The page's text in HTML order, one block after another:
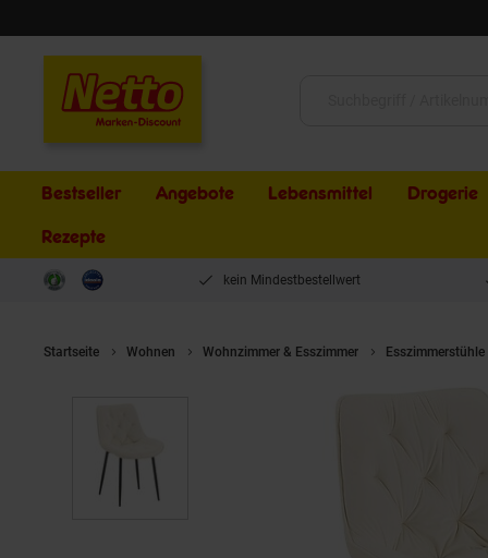
Bestseller Angebote Lebensmittel Drogerie
Rezepte
kein Mindestbestellwert
Startseite Wohnen Wohnzimmer & Esszimmer Esszimmerstühle